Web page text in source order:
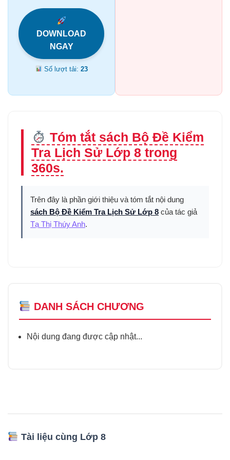
DOWNLOAD
NGAY
Số lượt tải:23
Tóm tắt sách Bộ Đề Kiểm
Tra Lịch Sử Lớp 8 trong
360s.
Trên đây là phần giới thiệu và tóm tắt nội dung
sách Bộ Đề Kiểm Tra Lịch Sử Lớp 8 của tác giả
Tạ Thị Thúy Anh.
DANH SÁCH CHƯƠNG
Nội dung đang được cập nhật...
Tài liệu cùng Lớp 8